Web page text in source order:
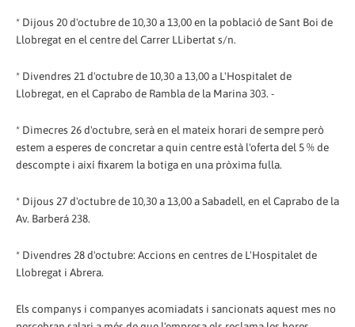
* Dijous 20 d'octubre de 10,30 a 13,00 en la població de Sant Boi de
Llobregat en el centre del Carrer LLibertat s/n.
* Divendres 21 d'octubre de 10,30 a 13,00 a L'Hospitalet de
Llobregat, en el Caprabo de Rambla de la Marina 303. -
* Dimecres 26 d'octubre, serà en el mateix horari de sempre però
estem a esperes de concretar a quin centre està l'oferta del 5 % de
descompte i així fixarem la botiga en una pròxima fulla.
* Dijous 27 d'octubre de 10,30 a 13,00 a Sabadell, en el Caprabo de la
Av. Barberá 238.
* Divendres 28 d'octubre: Accions en centres de L'Hospitalet de
Llobregat i Abrera.
Els companys i companyes acomiadats i sancionats aquest mes no